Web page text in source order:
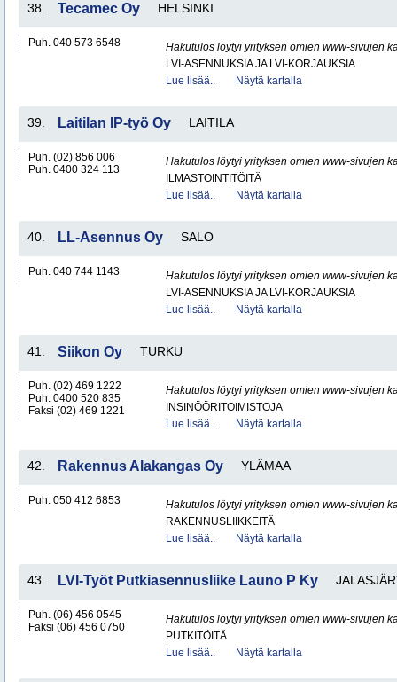
38. Tecamec Oy HELSINKI
Puh. 040 573 6548
Hakutulos löytyi yrityksen omien www-sivujen
LVI-ASENNUKSIA JA LVI-KORJAUKSIA
Lue lisää..
Näytä kartalla
39. Laitilan IP-työ Oy LAITILA
Puh. (02) 856 006
Puh. 0400 324 113
Hakutulos löytyi yrityksen omien www-sivujen
ILMASTOINTITÖITÄ
Lue lisää..
Näytä kartalla
40. LL-Asennus Oy SALO
Puh. 040 744 1143
Hakutulos löytyi yrityksen omien www-sivujen
LVI-ASENNUKSIA JA LVI-KORJAUKSIA
Lue lisää..
Näytä kartalla
41. Siikon Oy TURKU
Puh. (02) 469 1222
Puh. 0400 520 835
Faksi (02) 469 1221
Hakutulos löytyi yrityksen omien www-sivujen
INSINÖÖRITOIMISTOJA
Lue lisää..
Näytä kartalla
42. Rakennus Alakangas Oy YLÄMAA
Puh. 050 412 6853
Hakutulos löytyi yrityksen omien www-sivujen
RAKENNUSLIIKKEITÄ
Lue lisää..
Näytä kartalla
43. LVI-Työt Putkiasennusliike Launo P Ky
Puh. (06) 456 0545
Faksi (06) 456 0750
Hakutulos löytyi yrityksen omien www-sivujen
PUTKITÖITÄ
Lue lisää..
Näytä kartalla